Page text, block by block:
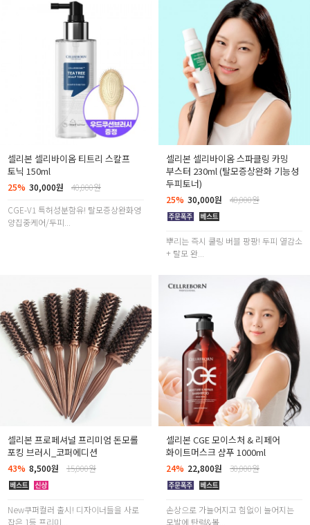
셀리본 셀리바이옴 티트리 스칼프
토닉 150ml
25% 30,000원
40,000원
CGE-V1 특허성분함유! 탈모증상완화영
양집중케어/두피...
셀리본 셀리바이옴 스파클링 카밍
부스터 230ml (탈모증상완화 기능성
두피토너)
25% 30,000원 40,000원
뿌리는 즉시 쿨링 버블 팡팡! 두피 열감소
+ 탈모 완...
셀리본 프로페셔널 프리미엄 돈모롤
포킹 브러시_코퍼에디션
43% 8,500원 15,000원
New쿠퍼컬러 출시! 디자이너들을 사로
잡은 1등 프리미...
셀리본 CGE 모이스처 & 리페어
화이트머스크 샴푸 1000ml
24% 22,800원 30,000원
손상으로 가늘어지고 힘없이 늘어지는
모발에 탄력&볼...